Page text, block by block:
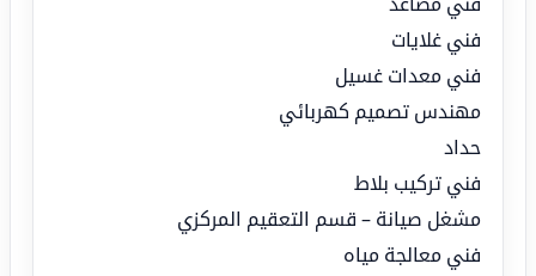
فني غلايات
فني معدات غسيل
مهندس تصميم كهربائي
حداد
فني تركيب بلاط
مشغل صيانة – قسم التعقيم المركزي
فني معالجة مياه